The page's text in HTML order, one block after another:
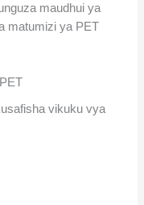
maudhui ya
matumizi ya PET
vikuku vya